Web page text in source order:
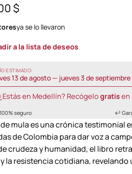
$
ya se lo llevaron
a la lista de deseos
ESTIMADO:
13 de agosto — jueves 3 de septiembre
en Medellín? Recógelo gratisen
seguro ↩️
mula es una crónica testimonial
de Colombia para dar voz a
crudeza y humanidad, el libro
la resistencia cotidiana,